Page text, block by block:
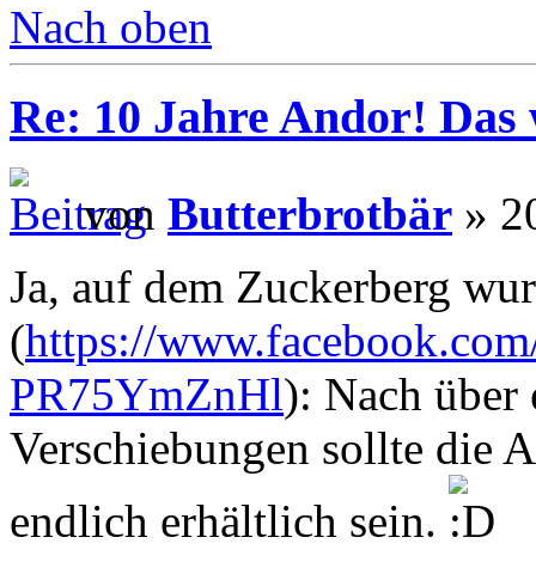
Nach oben
Re: 10 Jahre Andor!
von Butterbrotbär »
Ja, auf dem Zuckerberg
(https://
PR75YmZnHl): Nach über
Verschiebungen sollte die
endlich erhältlich sein.